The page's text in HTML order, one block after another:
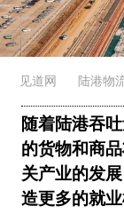
见道网 陆港物
随着陆港吞
的货物和商
关产业的发
造更多的就